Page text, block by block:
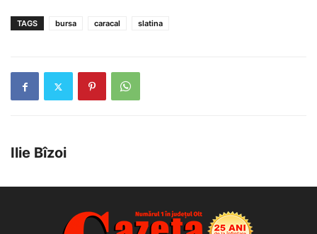
TAGS bursa caracal slatina
Ilie Bîzoi